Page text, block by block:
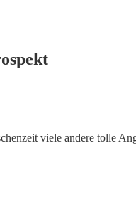
viele andere tolle